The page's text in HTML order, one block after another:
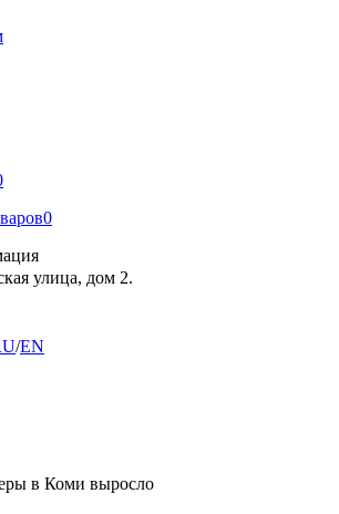
0
улица, дом 2.
/EN
в Коми выросло